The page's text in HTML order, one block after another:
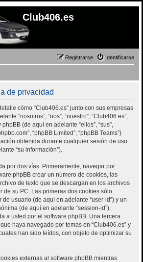
Club406.es
Identificarse
Registrarse
de privacidad
cómo “Club406.es” junto con sus empresas
“nosotros”, “nos”, “nuestro”, “Club406.es”,
phpBB (de aquí en adelante “ellos”, “sus”,
“phpBB Limited”, “phpBB Teams”)
obtenida durante cualquier sesión de uso
“su información”).
por dos vías. Primeramente, navegar por
phpBB crear un número de cookies, las
de texto que se descargan en los archivos
de su PC. Las primeras dos cookies sólo
usuario (de aquí en adelante “user-id”) y un
(de aquí en adelante “session-id”),
a usted por el software phpBB. Una tercera
haya navegado por temas en “Club406.es” y
han sido leídos, con objeto de optimizar su
externas al software phpBB mientras